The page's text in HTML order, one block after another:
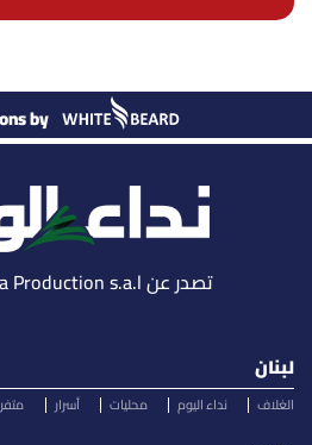
by
تصدر عن Lebanese Media Production s.a.l
لبنان
الغلاف نداء اليوم محليات أسرار